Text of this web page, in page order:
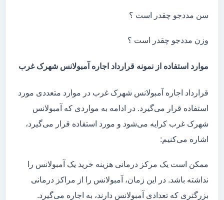
سن مددجو چقدر است ؟
وزن مددجو چقدر است ؟
موارد استفاده از نمونه قرارداد اجاره آمبولانس شهرک غرب
قرارداد اجاره آمبولانس شهرک غرب در موارد متعددی مورد
استفاده قرار می‌گیرد. در ادامه به مواردی که آمبولانس
شهرک غرب کرایه می‌شود و مورد استفاده قرار می‌گیرد،
اشاره می‌کنیم:
ممکن است یک مرکز درمانی هزینه خرید یک آمبولانس را
نداشته باشد. در این زمان، آمبولانس را از مراکز درمانی
بزرگتری که تعدادی آمبولانس دارند، به اجاره می‌گیرد.